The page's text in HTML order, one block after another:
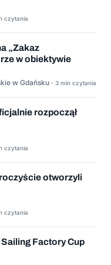
czytania
„Zakaz
w obiektywie
w Gdańsku · 3 min czytania
rozpoczął
czytania
otworzyli
czytania
Factory Cup